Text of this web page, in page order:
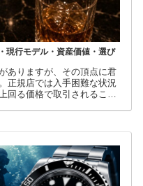
現行モデル・資産価値・選び
ありますが、その頂点に君
正規店では入手困難な状況
回る価格で取引されること